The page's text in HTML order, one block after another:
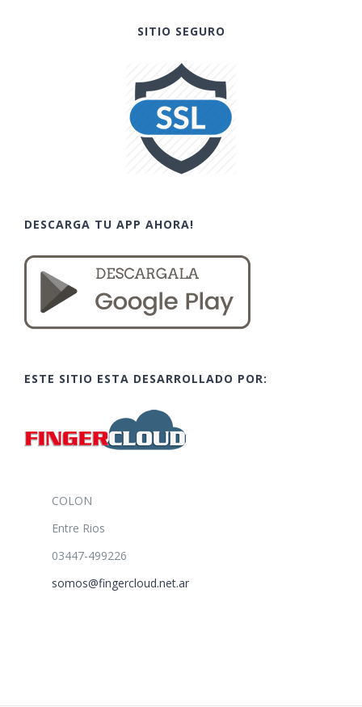
SITIO SEGURO
DESCARGA TU APP AHORA!
ESTE SITIO ESTA DESARROLLADO POR:
COLON
Entre Rios
03447-499226
somos@fingercloud.net.ar